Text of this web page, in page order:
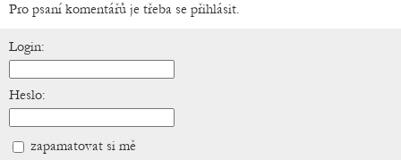
Pro psaní komentářů je třeba se přihlásit.
Login:
Heslo:
zapamatovat si mě